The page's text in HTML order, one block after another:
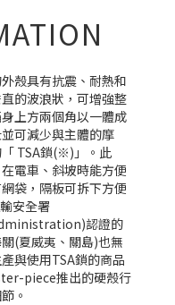
殼具有抗震、耐熱和
的波浪狀，可增強整
上方兩個角以一體成
可減少與主體的摩
TSA鎖(※)」。此
電車、斜坡時能方便
袋，隔板可拆下方便
安全署
認證的
(夏威夷、關島)也無
與使用TSA鎖的商品
piece推出的硬殼行
。